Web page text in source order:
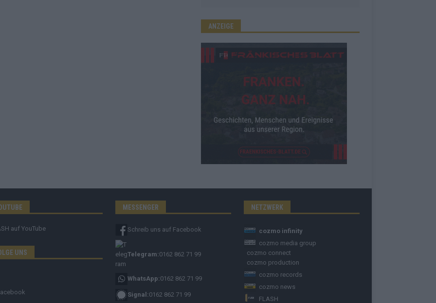
ANZEIGE
auf YouTube
UNS
MESSENGER
Schreib uns auf Facebook
Telegram:0162 862 71 99
WhatsApp:0162 862 71 99
Signal:0162 862 71 99
NETZWERK
cozmo infinity
cozmo media group
cozmo connect
cozmo production
cozmo records
cozmo news
FLASH